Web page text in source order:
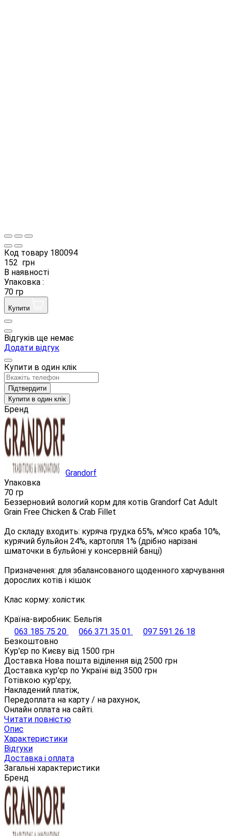
Код товару 180094
152 грн
В наявності
Упаковка :
70 гр
Купити
Відгуків ще немає
Додати відгук
Купити в один клік
Підтвердити
Купити в один клік
Бренд
Grandorf
Упаковка
70 гр
Беззерновий вологий корм для котів Grandorf Cat Adult
Grain Free Chicken & Crab Fillet
До складу входить: куряча грудка 65%, м'ясо краба 10%,
курячий бульйон 24%, картопля 1% (дрібно нарізані
шматочки в бульйоні у консервній банці)
Призначення: для збалансованого щоденного харчування
дорослих котів і кішок
Клас корму: холістик
Країна-виробник: Бельгія
063 185 75 20
066 371 35 01
097 591 26 18
Безкоштовно
Кур'єр по Києву від 1500 грн
Доставка Нова пошта віділення від 2500 грн
Доставка кур'єр по Україні від 3500 грн
Готівкою кур'єру,
Накладений платіж,
Передоплата на карту / на рахунок,
Онлайн оплата на сайті.
Читати повністю
Опис
Характеристики
Відгуки
Доставка і оплата
Загальні характеристики
Бренд